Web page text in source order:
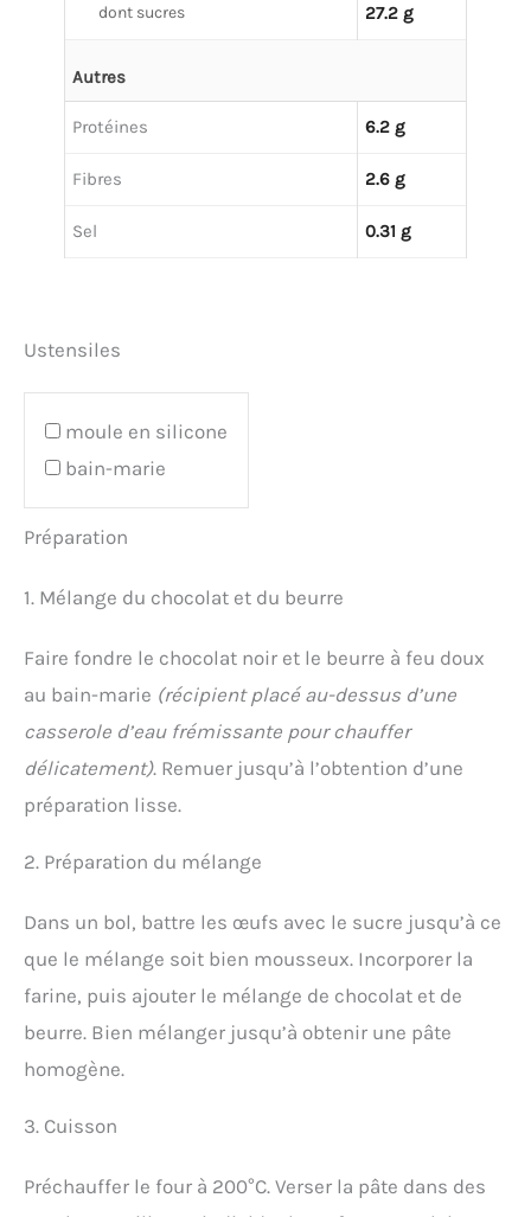
dont sucres 27.2 g
Autres
Protéines 6.2 g
Fibres 2.6 g
Sel 0.31 g
Ustensiles
moule en silicone
bain-marie
Préparation
1. Mélange du chocolat et du beurre
Faire fondre le chocolat noir et le beurre à feu doux
au bain-marie (récipient placé au-dessus d’une
casserole d’eau frémissante pour chauffer
délicatement). Remuer jusqu’à l’obtention d’une
préparation lisse.
2. Préparation du mélange
Dans un bol, battre les œufs avec le sucre jusqu’à ce
que le mélange soit bien mousseux. Incorporer la
farine, puis ajouter le mélange de chocolat et de
beurre. Bien mélanger jusqu’à obtenir une pâte
homogène.
3. Cuisson
Préchauffer le four à 200°C. Verser la pâte dans des